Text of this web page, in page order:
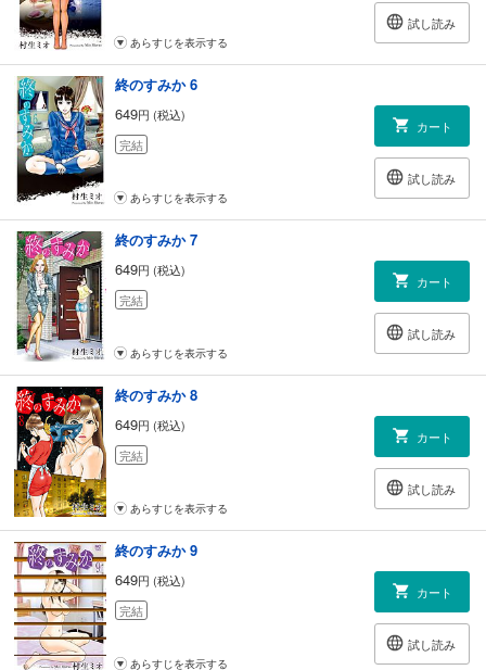
試し読み
あらすじを表示する
終のすみか 6
649円 (税込)
完結
カート
試し読み
あらすじを表示する
終のすみか 7
649円 (税込)
完結
カート
試し読み
あらすじを表示する
終のすみか 8
649円 (税込)
完結
カート
試し読み
あらすじを表示する
終のすみか 9
649円 (税込)
完結
カート
試し読み
あらすじを表示する